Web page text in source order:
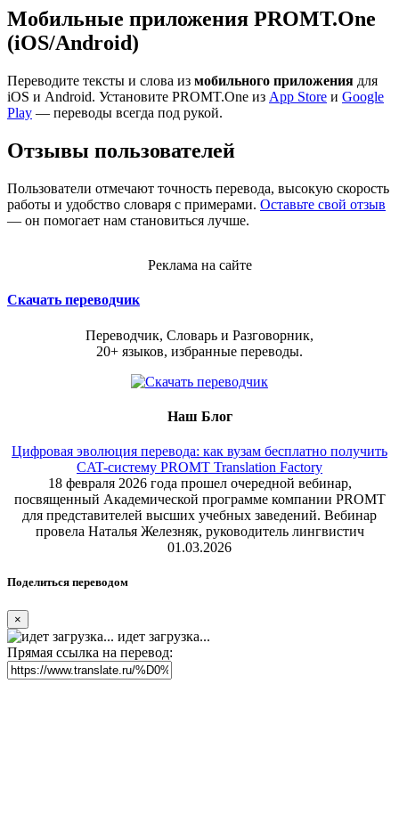
Мобильные приложения PROMT.One
(iOS/Android)
Переводите тексты и слова из мобильного приложения для
iOS и Android. Установите PROMT.One из App Store и Google
Play — переводы всегда под рукой.
Отзывы пользователей
Пользователи отмечают точность перевода, высокую скорость
работы и удобство словаря с примерами. Оставьте свой отзыв
— он помогает нам становиться лучше.
Реклама на сайте
Скачать переводчик
Переводчик, Словарь и Разговорник,
20+ языков, избранные переводы.
Наш Блог
Цифровая эволюция перевода: как вузам бесплатно получить
CAT-систему PROMT Translation Factory
18 февраля 2026 года прошел очередной вебинар,
посвященный Академической программе компании PROMT
для представителей высших учебных заведений. Вебинар
провела Наталья Железняк, руководитель лингвистич
01.03.2026
Поделиться переводом
×
идет загрузка...
Прямая ссылка на перевод: